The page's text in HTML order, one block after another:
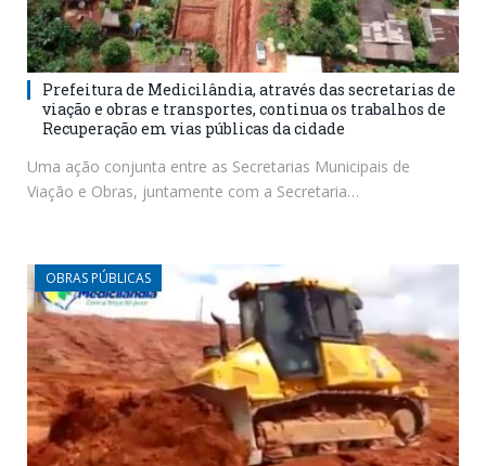
Prefeitura de Medicilândia, através das secretarias de
viação e obras e transportes, continua os trabalhos de
Recuperação em vias públicas da cidade
Uma ação conjunta entre as Secretarias Municipais de
Viação e Obras, juntamente com a Secretaria…
OBRAS PÚBLICAS